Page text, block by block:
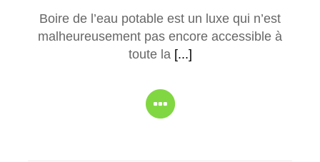
Boire de l’eau potable est un luxe qui n’est
malheureusement pas encore accessible à
toute la [...]